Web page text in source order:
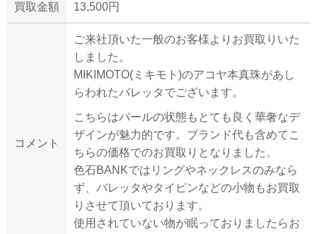
買取金額 13,500円
コメント
ご来社頂いた一般のお客様よりお買取りいた
しました。
MIKIMOTO(ミキモト)のアコヤ本真珠があし
らわれたバレッタでございます。
こちらはパールの状態もとても良く華奢なデ
ザインが魅力的です。ブランド代も含めてこ
ちらの価格でのお買取りとなりました。
色石BANKではリングやネックレスのみなら
ず、バレッタやタイピンなどの小物もお買取
りさせて頂いております。
使用されていない物が眠っておりましたらお